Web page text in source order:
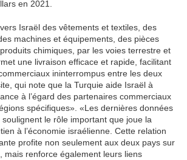
en 2021.
Israël des vêtements et textiles, des
machines et équipements, des pièces
chimiques, par les voies terrestre et
une livraison efficace et rapide, facilitant
ininterrompus entre les deux
qui note que la Turquie aide Israël à
à l’égard des partenaires commerciaux
spécifiques». «Les dernières données
le rôle important que joue la
à l’économie israélienne. Cette relation
profite non seulement aux deux pays sur
mais renforce également leurs liens